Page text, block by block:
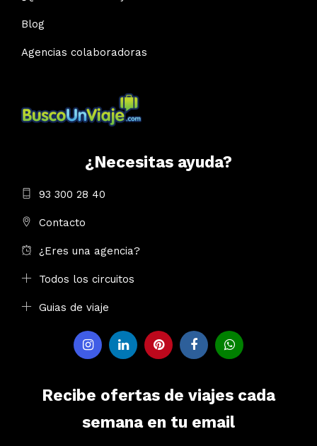
Blog
Agencias colaboradoras
¿Necesitas ayuda?
93 300 28 40
Contacto
¿Eres una agencia?
Todos los circuitos
Guias de viaje
Recibe ofertas de viajes cada
semana en tu email